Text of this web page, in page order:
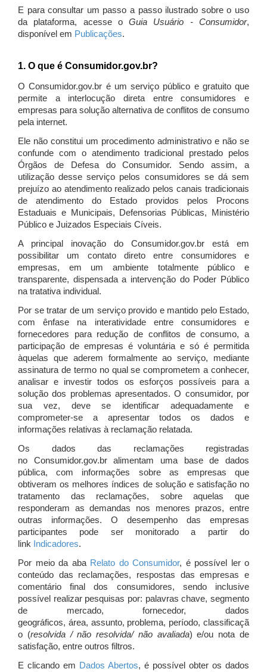
E para consultar um passo a passo ilustrado sobre o uso
da plataforma, acesse oGuia Usuário - Consumidor,
disponível em Publicações.
1. O que é Consumidor.gov.br?
O Consumidor.gov.br é um serviço público e gratuito que
permite a interlocução direta entre consumidores e
empresas para solução alternativa de conflitos de consumo
pela internet.
Ele não constitui um procedimento administrativo e não se
confunde com o atendimento tradicional prestado pelos
Órgãos de Defesa do Consumidor. Sendo assim, a
utilização desse serviço pelos consumidores se dá sem
prejuízo ao atendimento realizado pelos canais tradicionais
de atendimento do Estado providos pelos Procons
Estaduais e Municipais, Defensorias Públicas, Ministério
Público e Juizados Especiais Cíveis.
A principal inovação do Consumidor.gov.br está em
possibilitar um contato direto entre consumidores e
empresas, em um ambiente totalmente público e
transparente, dispensada a intervenção do Poder Público
na tratativa individual.
Por se tratar de um serviço provido e mantido pelo Estado,
com ênfase na interatividade entre consumidores e
fornecedores para redução de conflitos de consumo, a
participação de empresas é voluntária e só é permitida
àquelas que aderem formalmente ao serviço, mediante
assinatura de termo no qual se comprometem a conhecer,
analisar e investir todos os esforços possíveis para a
solução dos problemas apresentados. O consumidor, por
sua vez, deve se identificar adequadamente e
comprometer-se a apresentar todos os dados e
informações relativas à reclamação relatada.
Os dados das reclamações registradas
no Consumidor.gov.br alimentam uma base de dados
pública, com informações sobre as empresas que
obtiveram os melhores índices de solução e satisfação no
tratamento das reclamações, sobre aquelas que
responderam as demandas nos menores prazos, entre
outras informações. O desempenho das empresas
participantes pode ser monitorado a partir do
link Indicadores.
Por meio da aba Relato do Consumidor, é possível ler o
conteúdo das reclamações, respostas das empresas e
comentário final dos consumidores, sendo inclusive
possível realizar pesquisas por: palavras chave, segmento
de mercado, fornecedor, dados
geográficos, área, assunto, problema, período, classificaçã
o (resolvida / não resolvida/ não avaliada) e/ou nota de
satisfação, entre outros filtros.
E clicando em Dados Abertos, é possível obter os dados